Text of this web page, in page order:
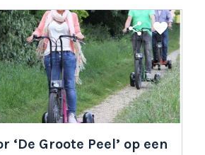
share favorite
‘De Groote Peel’ op een